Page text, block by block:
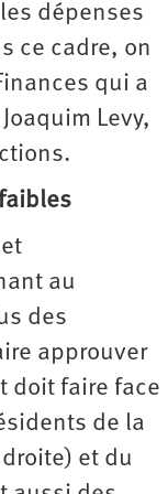
dépenses
ce cadre, on
qui a
Levy,
au
des
approuver
doit faire face
de la
et du